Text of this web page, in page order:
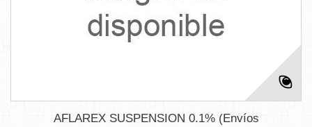
AFLAREX SUSPENSION 0.1% (Envíos